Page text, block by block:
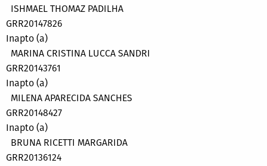
ISHMAEL THOMAZ PADILHA
GRR20147826
Inapto (a)
MARINA CRISTINA LUCCA SANDRI
GRR20143761
Inapto (a)
MILENA APARECIDA SANCHES
GRR20148427
Inapto (a)
BRUNA RICETTI MARGARIDA
GRR20136124